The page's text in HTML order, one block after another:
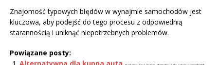
Znajomość typowych błędów w wynajmie samochodów jest
kluczowa, aby podejść do tego procesu z odpowiednią
starannością i uniknąć niepotrzebnych problemów.
Powiązane posty: